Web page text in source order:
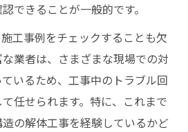
できることが一般的です。
工事例をチェックすることも欠
業者は、さまざまな現場での対
いるため、工事中のトラブル回
任せられます。特に、これまで
の解体工事を経験しているかど